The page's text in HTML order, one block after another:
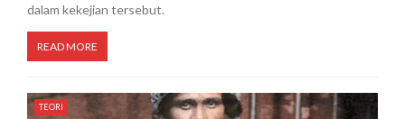
dalam kekejian tersebut.
READ MORE
TEORI